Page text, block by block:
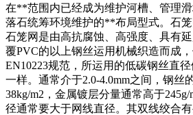
在**范围内已经成为维护河槽、管理
落石统筹环境维护的**布局型式。石笼
石笼网是由高抗腐蚀、高强度、具有
覆PVC的以上钢丝运用机械织造而成
EN10223规范，所运用的低碳钢丝直
一样。通常介于2.0-4.0mm之间，钢丝
38kg/m2，金属镀层分量通常高于
径通常要大于网线直径。其双线绞合